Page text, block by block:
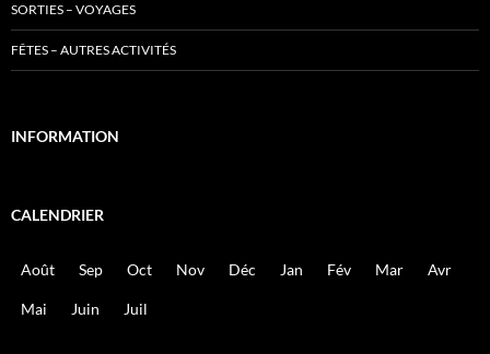
SORTIES – VOYAGES
FÊTES – AUTRES ACTIVITÉS
INFORMATION
CALENDRIER
Août Sep Oct Nov Déc Jan Fév Mar Avr
Mai Juin Juil